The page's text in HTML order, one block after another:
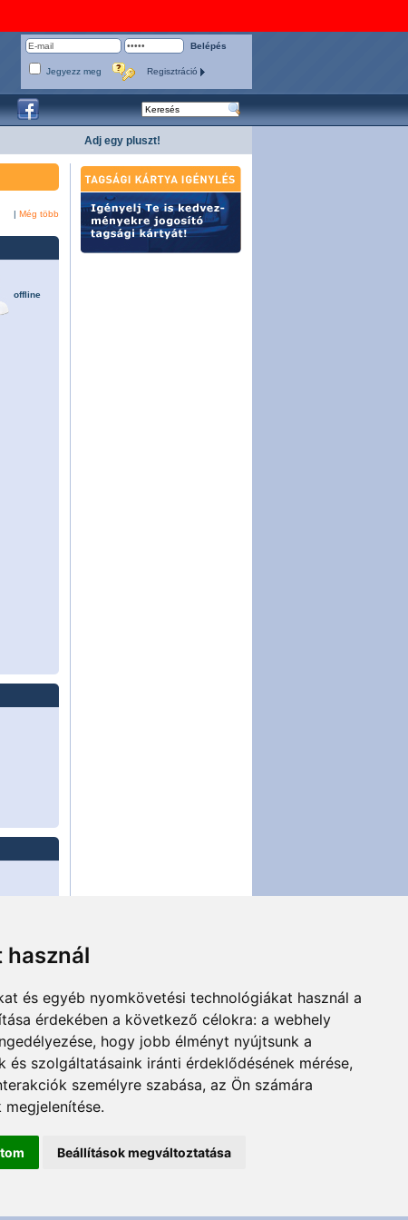
használ
és egyéb nyomkövetési technológiákat használ a
érdekében a következő célokra: a webhely
, hogy jobb élményt nyújtsunk a
és szolgáltatásaink iránti érdeklődésének mérése,
személyre szabása, az Ön számára
megjelenítése.
Beállítások megváltoztatása
Jegyezz meg Regisztráció
Adj egy pluszt!
| Még több
offline
BMWfanatics.hu
A rajongói portál